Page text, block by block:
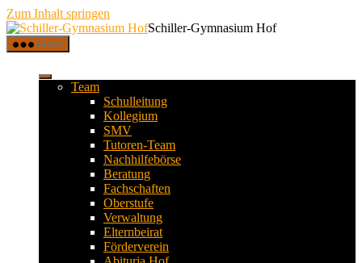
Zum Inhalt springen
Schiller-Gymnasium Hof
Menü
Team
Schulleitung
Kollegium
SMV
Tutoren-Team
Nachhilfebörse
Beratung
Fachschaften
Oberstufe
Verwaltung
Elternbeirat
Förderverein